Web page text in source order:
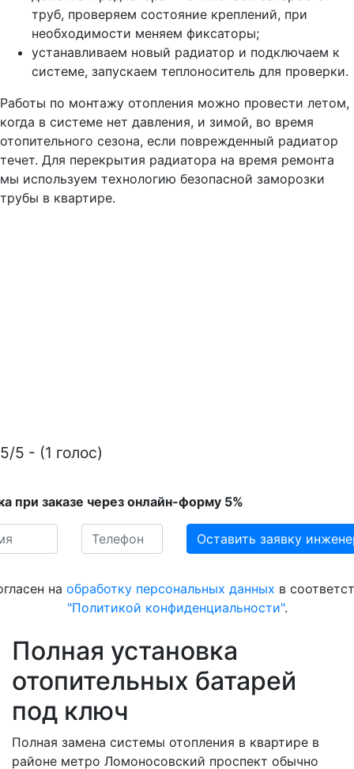
труб, проверяем состояние креплений, при
необходимости меняем фиксаторы;
устанавливаем новый радиатор и подключаем к
системе, запускаем теплоноситель для проверки.
Работы по монтажу отопления можно провести летом,
когда в системе нет давления, и зимой, во время
отопительного сезона, если поврежденный радиатор
течет. Для перекрытия радиатора на время ремонта
мы используем технологию безопасной заморозки
трубы в квартире.
5/5 - (1 голос)
при заказе через онлайн-форму 5%
на обработку персональных данных в
"Политикой конфиденциальности".
Полная установка
отопительных батарей
под ключ
Полная замена системы отопления в квартире в
районе метро Ломоносовский проспект обычно